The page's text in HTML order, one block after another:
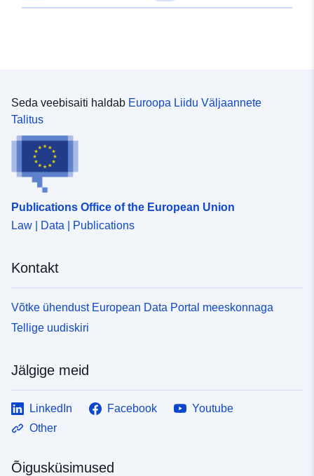
Seda veebisaiti haldab Euroopa Liidu Väljaannete
Talitus
Publications Office of the European Union
Law | Data | Publications
Kontakt
Võtke ühendust European Data Portal meeskonnaga
Tellige uudiskiri
Jälgige meid
LinkedIn Facebook
Youtube
Other
Õigusküsimused